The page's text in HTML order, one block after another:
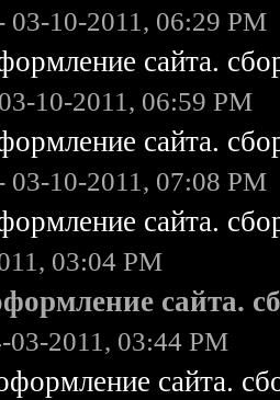
03-10-2011, 06:29 PM
сайта.
10-2011, 06:59 PM
сайта.
03-10-2011, 07:08 PM
сайта.
03:04 PM
сайта.
03-2011, 03:44 PM
сайта.